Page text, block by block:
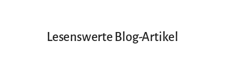
Lesenswerte Blog-Artikel